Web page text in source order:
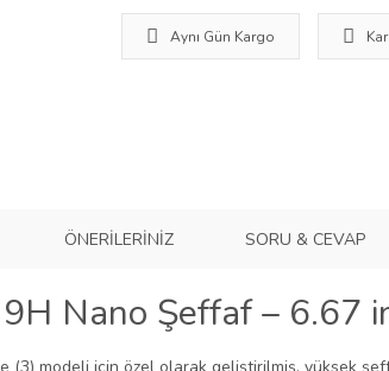
Aynı Gün Kargo
ÖNERILERINIZ SORU & CEVAP
Nano Şeffaf – 6.67